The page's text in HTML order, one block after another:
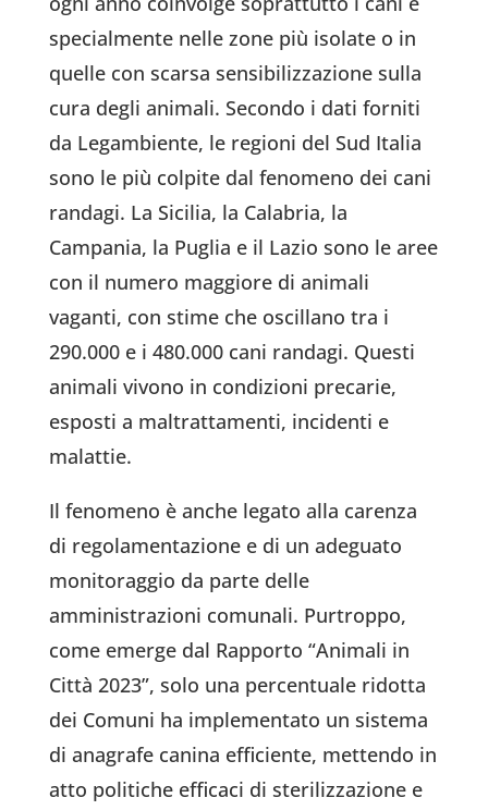
specialmente nelle zone più isolate o in
quelle con scarsa sensibilizzazione sulla
cura degli animali. Secondo i dati forniti
da Legambiente, le regioni del Sud Italia
sono le più colpite dal fenomeno dei cani
randagi. La Sicilia, la Calabria, la
Campania, la Puglia e il Lazio sono le aree
con il numero maggiore di animali
vaganti, con stime che oscillano tra i
290.000 e i 480.000 cani randagi. Questi
animali vivono in condizioni precarie,
esposti a maltrattamenti, incidenti e
malattie.
Il fenomeno è anche legato alla carenza
di regolamentazione e di un adeguato
monitoraggio da parte delle
amministrazioni comunali. Purtroppo,
come emerge dal Rapporto “Animali in
Città 2023”, solo una percentuale ridotta
dei Comuni ha implementato un sistema
di anagrafe canina efficiente, mettendo in
atto politiche efficaci di sterilizzazione e